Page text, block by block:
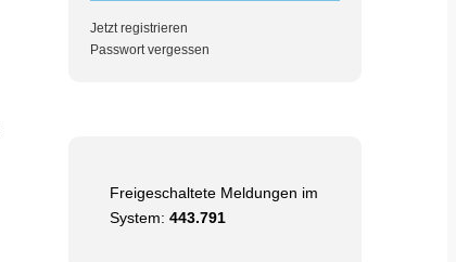
Jetzt registrieren
Passwort vergessen
Freigeschaltete Meldungen im
System: 443.791